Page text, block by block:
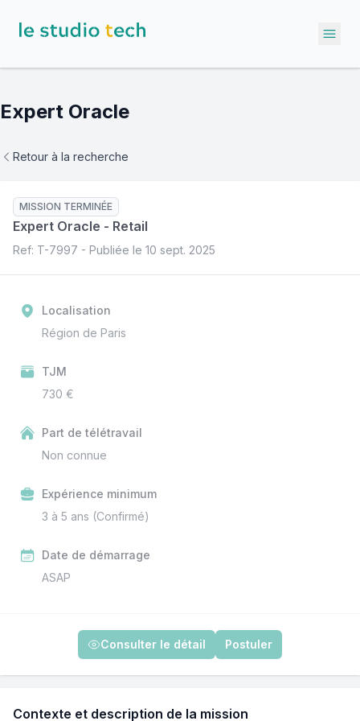
Expert Oracle
Retour à la recherche
Expert Oracle - Retail
MISSION TERMINÉE
Ref: T-7997 - Publiée le 10 sept. 2025
Localisation
Région de Paris
TJM
730 €
Part de télétravail
Non connue
Expérience minimum
3 à 5 ans (Confirmé)
Date de démarrage
ASAP
Consulter le détail Postuler
Contexte et description de la mission